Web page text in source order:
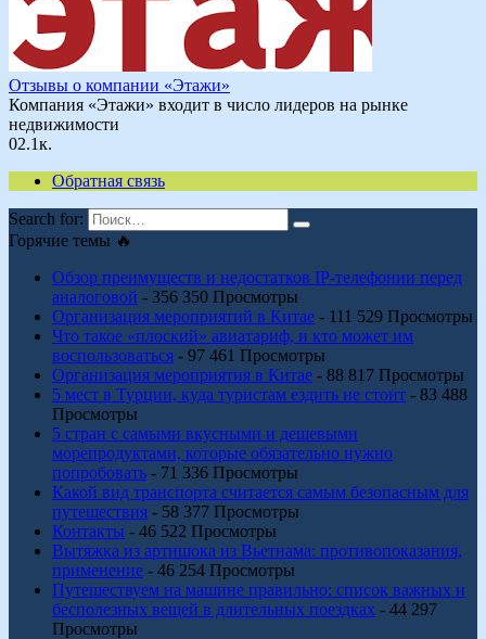
Отзывы о компании «Этажи»
Компания «Этажи» входит в число лидеров на рынке
недвижимости
02.1к.
Обратная связь
Search for:
Горячие темы 🔥
Обзор преимуществ и недостатков IP-телефонии перед
аналоговой - 356 350 Просмотры
Организация мероприятий в Китае - 111 529 Просмотры
Что такое «плоский» авиатариф, и кто может им
воспользоваться - 97 461 Просмотры
Организация мероприятия в Китае - 88 817 Просмотры
5 мест в Турции, куда туристам ездить не стоит - 83 488
Просмотры
5 стран с самыми вкусными и дешевыми
морепродуктами, которые обязательно нужно
попробовать - 71 336 Просмотры
Какой вид транспорта считается самым безопасным для
путешествия - 58 377 Просмотры
Контакты - 46 522 Просмотры
Вытяжка из артишока из Вьетнама: противопоказания,
применение - 46 254 Просмотры
Путешествуем на машине правильно: список важных и
бесполезных вещей в длительных поездках - 44 297
Просмотры